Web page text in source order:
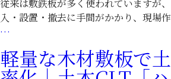
従来は敷鉄板が多く使われていますが
入・設置・撤去に手間がかかり、現場
…
木
材
軽量な木材敷板で